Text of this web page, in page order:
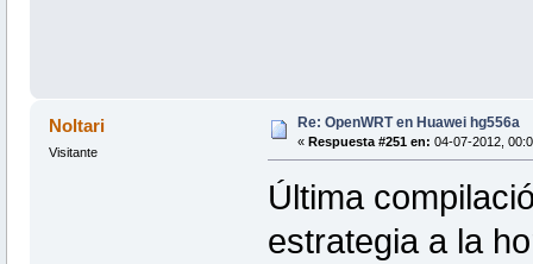
Noltari
Visitante
Re: OpenWRT en Huawei hg556a
« Respuesta #251 en: 04-07-2012,
Última
estrategia a la